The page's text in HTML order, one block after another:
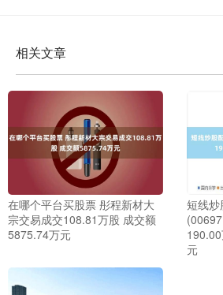
相关文章
在哪个平台买股票 彤程新材大
宗交易成交108.81万股 成交额
5875.74万元
短线
元